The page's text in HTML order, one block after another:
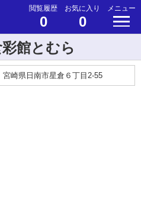
閲覧履歴
0
お気に入り
0
メニュー
館とむら
宮崎県日南市星倉６丁目2-55